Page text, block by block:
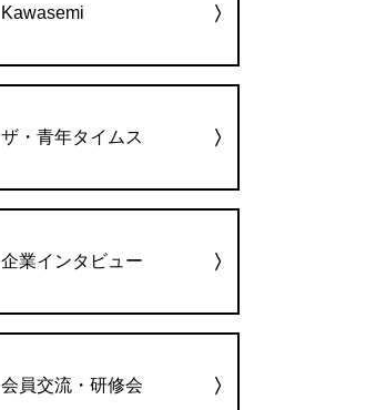
Kawasemi
ザ・青年タイムス
企業インタビュー
会員交流・研修会